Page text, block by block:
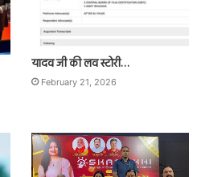
यादव जी की लव स्टोरी…
February 21, 2026